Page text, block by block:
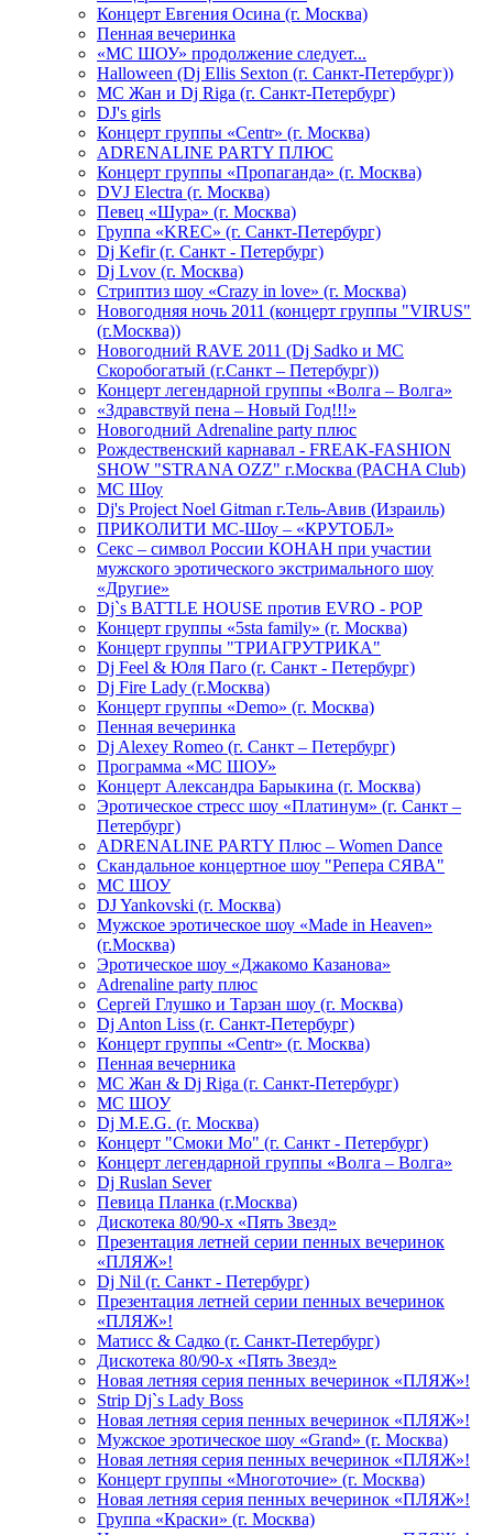
Концерт Евгения Осина (г. Москва)
Пенная вечеринка
«МС ШОУ» продолжение следует...
Halloween (Dj Ellis Sexton (г. Санкт-Петербург))
МС Жан и Dj Riga (г. Санкт-Петербург)
DJ's girls
Концерт группы «Centr» (г. Москва)
ADRENALINE PARTY ПЛЮС
Концерт группы «Пропаганда» (г. Москва)
DVJ Electra (г. Москва)
Певец «Шура» (г. Москва)
Группа «KREC» (г. Санкт-Петербург)
Dj Kefir (г. Санкт - Петербург)
Dj Lvov (г. Москва)
Стриптиз шоу «Crazy in love» (г. Москва)
Новогодняя ночь 2011 (концерт группы "VIRUS"
(г.Москва))
Новогодний RAVE 2011 (Dj Sadko и MC
Скоробогатый (г.Санкт – Петербург))
Концерт легендарной группы «Волга – Волга»
«Здравствуй пена – Новый Год!!!»
Новогодний Adrenaline party плюс
Рождественский карнавал - FREAK-FASHION
SHOW "STRANA OZZ" г.Москва (PACHA Club)
MC Шоу
Dj's Project Noel Gitman г.Тель-Авив (Израиль)
ПРИКОЛИТИ МС-Шоу – «КРУТОБЛ»
Секс – символ России КОНАН при участии
мужского эротического экстримального шоу
«Другие»
Dj`s BATTLE HOUSE против EVRO - POP
Концерт группы «5sta family» (г. Москва)
Концерт группы "ТРИАГРУТРИКА"
Dj Feel & Юля Паго (г. Санкт - Петербург)
Dj Fire Lady (г.Москва)
Концерт группы «Demo» (г. Москва)
Пенная вечеринка
Dj Alexey Romeo (г. Санкт – Петербург)
Программа «МС ШОУ»
Концерт Александра Барыкина (г. Москва)
Эротическое стресс шоу «Платинум» (г. Санкт –
Петербург)
ADRENALINE PARTY Плюс – Women Dance
Скандальное концертное шоу "Репера СЯВА"
МС ШОУ
DJ Yankovski (г. Москва)
Мужское эротическое шоу «Made in Heaven»
(г.Москва)
Эротическое шоу «Джакомо Казанова»
Adrenaline party плюс
Сергей Глушко и Тарзан шоу (г. Москва)
Dj Anton Liss (г. Санкт-Петербург)
Концерт группы «Centr» (г. Москва)
Пенная вечерника
МС Жан & Dj Riga (г. Санкт-Петербург)
МС ШОУ
Dj M.E.G. (г. Москва)
Концерт "Смоки Мо" (г. Санкт - Петербург)
Концерт легендарной группы «Волга – Волга»
Dj Ruslan Sever
Певица Планка (г.Москва)
Дискотека 80/90-х «Пять Звезд»
Презентация летней серии пенных вечеринок
«ПЛЯЖ»!
Dj Nil (г. Санкт - Петербург)
Презентация летней серии пенных вечеринок
«ПЛЯЖ»!
Матисс & Садко (г. Санкт-Петербург)
Дискотека 80/90-х «Пять Звезд»
Новая летняя серия пенных вечеринок «ПЛЯЖ»!
Strip Dj`s Lady Boss
Новая летняя серия пенных вечеринок «ПЛЯЖ»!
Мужское эротическое шоу «Grand» (г. Москва)
Новая летняя серия пенных вечеринок «ПЛЯЖ»!
Концерт группы «Многоточие» (г. Москва)
Новая летняя серия пенных вечеринок «ПЛЯЖ»!
Группа «Краски» (г. Москва)